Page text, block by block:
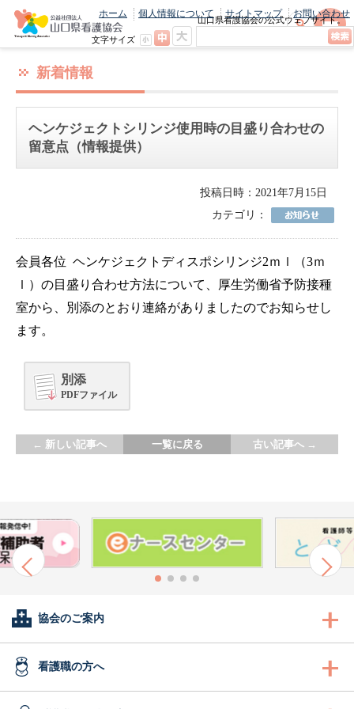
山口県看護協会の公式ウェブサイト。
最新のニュースやお知らせをいち早くお
ホーム 個人情報について サイトマップ お問い合わせ
文字サイズ
新着情報
ヘンケジェクトシリンジ使用時の目盛り合わせの
留意点（情報提供）
投稿日時：2021年7月15日
カテゴリ：
会員各位 ヘンケジェクトディスポシリンジ2ｍｌ（3ｍ
ｌ）の目盛り合わせ方法について、厚生労働省予防接種
室から、別添のとおり連絡がありましたのでお知らせし
ます。
別添
PDFファイル
← 新しい記事へ 一覧に戻る 古い記事へ →
協会のご案内
会長あいさつ
協会概要
看護職の方へ